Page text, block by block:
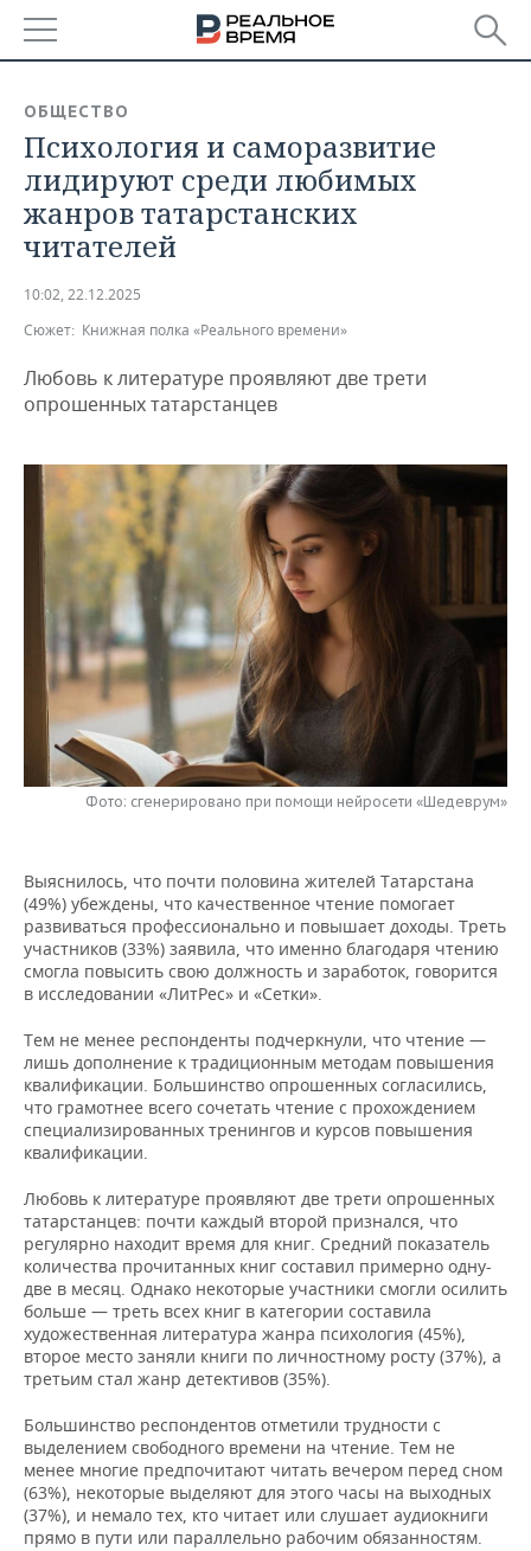
БАШКОРТОСТАН
ТАТАРСТАН
УДМУРТИЯ
НОВОСТИ
АНАЛИТИКА
НОВОСТИ АНАЛИТИКИ
ДЕКЛАРАЦИИ О ДОХОДАХ
ВУЗЫ ТАТАРСТАНА
КОМУ ПРИНАДЛЕЖАТ
ТОРГОВЫЕ ЦЕНТРЫ
ТАТАРСТАНА
ЭКОНОМИКА
НОВОСТИ ЭКОНОМИКИ
БАНКИ
БЮДЖЕТ
ИНВЕСТИЦИИ
ПРОМЫШЛЕННОСТЬ
ПРОМЫШЛЕННОСТИ
МАШИНОСТРОЕНИЕ
НЕФТЕХИМИЯ
НЕФТЬ
ОПК
ЭНЕРГЕТИКА
НОВОСТИ НЕДВИЖИМОСТИ
АВТО
НОВОСТИ АВТО
БИЗНЕС
НОВОСТИ БИЗНЕСА
РОЗНИЧНАЯ ТОРГОВЛЯ
ТРАНСПОРТ
УСЛУГИ
ТЕХНОЛОГИИ
НОВОСТИ ТЕХНОЛОГИЙ
IT
МЕДИА
ТЕЛЕКОММУНИКАЦИИ
МЕРОПРИЯТИЯ
НОВОСТИ МЕРОПРИЯТИЙ
ВЫЕЗДНАЯ РЕДАКЦИЯ
БИЗНЕС-БРАНЧИ
ONLINE-КОНФЕРЕНЦИИ
СПОРТ
НОВОСТИ СПОРТА
ФУТБОЛ
ХОККЕЙ
ВОЛЕЙБОЛ
КИБЕРСПОРТ
ВОДНЫЕ ВИДЫ СПОРТА
ХОККЕЙ С МЯЧОМ
ОБЩЕСТВО
НОВОСТИ ОБЩЕСТВА
ВЛАСТЬ
ИСТОРИЯ
КУЛЬТУРА
ОБРАЗОВАНИЕ
ПРОИСШЕСТВИЯ
ФОТОГАЛЕРЕЯ
СЮЖЕТЫ
СПИСОК ПЕРСОН
СПИСОК КОМПАНИЙ
ПОЛНАЯ ВЕРСИЯ
ОБЩЕСТВО
Психология и саморазвитие
лидируют среди любимых
жанров татарстанских
читателей
10:02, 22.12.2025
Сюжет: Книжная полка «Реального времени»
Любовь к литературе проявляют две трети
опрошенных татарстанцев
Фото: сгенерировано при помощи нейросети «Шедеврум»
Выяснилось, что почти половина жителей Татарстана
(49%) убеждены, что качественное чтение помогает
развиваться профессионально и повышает доходы. Треть
участников (33%) заявила, что именно благодаря чтению
смогла повысить свою должность и заработок, говорится
в исследовании «ЛитРес» и «Сетки».
Тем не менее респонденты подчеркнули, что чтение —
лишь дополнение к традиционным методам повышения
квалификации. Большинство опрошенных согласились,
что грамотнее всего сочетать чтение с прохождением
специализированных тренингов и курсов повышения
квалификации.
Любовь к литературе проявляют две трети опрошенных
татарстанцев: почти каждый второй признался, что
регулярно находит время для книг. Средний показатель
количества прочитанных книг составил примерно одну-
две в месяц. Однако некоторые участники смогли осилить
больше — треть всех книг в категории составила
художественная литература жанра психология (45%),
второе место заняли книги по личностному росту (37%), а
третьим стал жанр детективов (35%).
Большинство респондентов отметили трудности с
выделением свободного времени на чтение. Тем не
менее многие предпочитают читать вечером перед сном
(63%), некоторые выделяют для этого часы на выходных
(37%), и немало тех, кто читает или слушает аудиокниги
прямо в пути или параллельно рабочим обязанностям.